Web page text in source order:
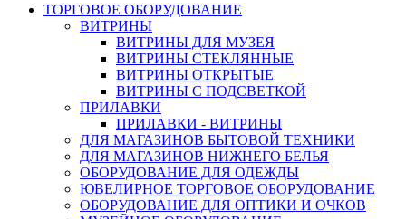
ТОРГОВОЕ ОБОРУДОВАНИЕ
ВИТРИНЫ
ВИТРИНЫ ДЛЯ МУЗЕЯ
ВИТРИНЫ СТЕКЛЯННЫЕ
ВИТРИНЫ ОТКРЫТЫЕ
ВИТРИНЫ С ПОДСВЕТКОЙ
ПРИЛАВКИ
ПРИЛАВКИ - ВИТРИНЫ
ДЛЯ МАГАЗИНОВ БЫТОВОЙ ТЕХНИКИ
ДЛЯ МАГАЗИНОВ НИЖНЕГО БЕЛЬЯ
ОБОРУДОВАНИЕ ДЛЯ ОДЕЖДЫ
ЮВЕЛИРНОЕ ТОРГОВОЕ ОБОРУДОВАНИЕ
ОБОРУДОВАНИЕ ДЛЯ ОПТИКИ И ОЧКОВ